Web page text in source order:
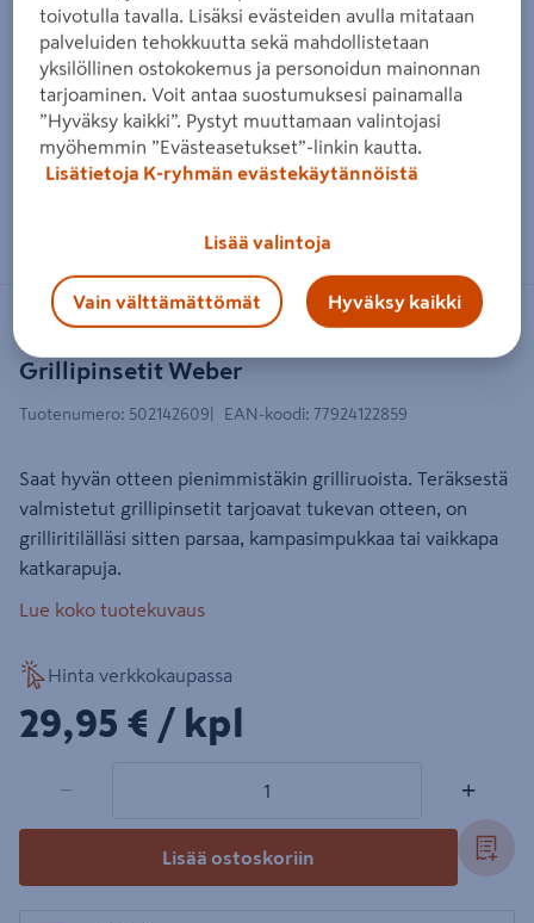
Grillipinsetit Weber
WEBER
Tuotenumero: 502142609 EAN-koodi: 77924122859
Saat hyvän otteen pienimmistäkin grilliruoista. Teräksestä
valmistetut grillipinsetit tarjoavat tukevan otteen, on
grilliritilälläsi sitten parsaa, kampasimpukkaa tai vaikkapa
katkarapuja.
Lue koko tuotekuvaus
Hinta verkkokaupassa
29,95€/kpl
29,95 € / kpl
− +
Lisää ostoskoriin
toivotulla tavalla. Lisäksi evästeiden avulla mitataan
palveluiden tehokkuutta sekä mahdollistetaan
yksilöllinen ostokokemus ja personoidun mainonnan
tarjoaminen. Voit antaa suostumuksesi painamalla
”Hyväksy kaikki”. Pystyt muuttamaan valintojasi
myöhemmin ”Evästeasetukset”-linkin kautta.
Lisätietoja K-ryhmän evästekäytännöistä
Lisää valintoja
Vain välttämättömät Hyväksy kaikki